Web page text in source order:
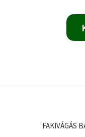
FAKIVÁGÁS